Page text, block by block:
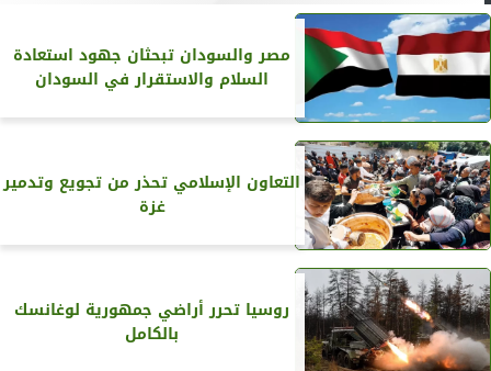
مصر والسودان تبحثان جهود استعادة
السلام والاستقرار في السودان
التعاون الإسلامي تحذر من تجويع وتدمير
غزة
روسيا تحرر أراضي جمهورية لوغانسك
بالكامل